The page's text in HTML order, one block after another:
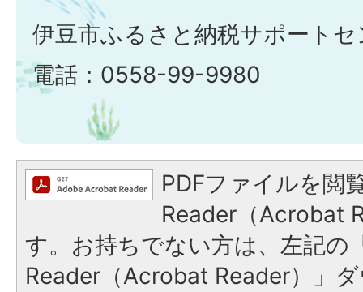
伊豆市ふるさと納税サポート
電話：0558-99-9980
PDFファイルを閲
Reader（Acrobat
す。お持ちでない方は、左記の
Reader（Acrobat Reader）」